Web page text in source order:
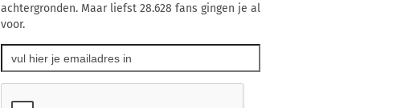
achtergronden. Maar liefst 28.628 fans gingen je al
voor.